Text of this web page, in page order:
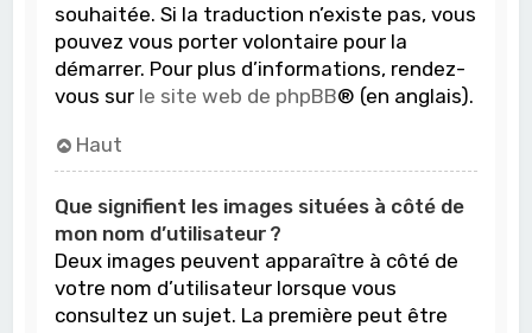
souhaitée. Si la traduction n’existe pas, vous
pouvez vous porter volontaire pour la
démarrer. Pour plus d’informations, rendez-
vous sur le site web de phpBB® (en anglais).
Haut
Que signifient les images situées à côté de
mon nom d’utilisateur ?
Deux images peuvent apparaître à côté de
votre nom d’utilisateur lorsque vous
consultez un sujet. La première peut être